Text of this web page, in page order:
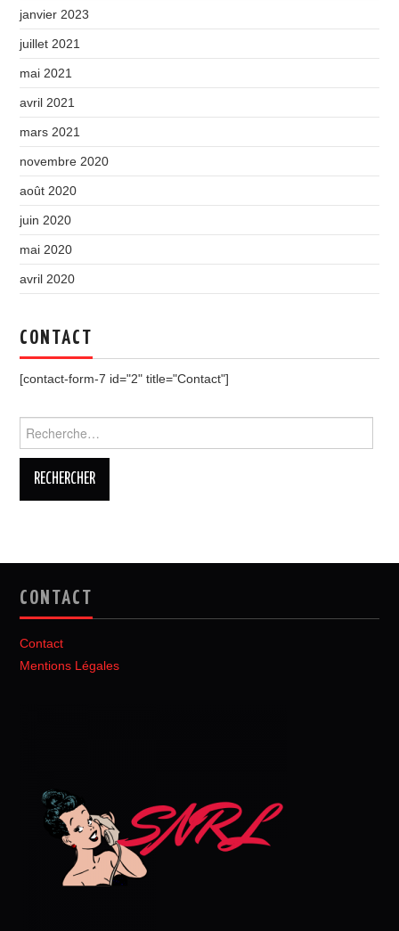
janvier 2023
juillet 2021
mai 2021
avril 2021
mars 2021
novembre 2020
août 2020
juin 2020
mai 2020
avril 2020
CONTACT
[contact-form-7 id="2" title="Contact"]
Rechercher :
CONTACT
Contact
Mentions Légales